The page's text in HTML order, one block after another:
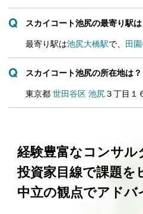
スカイコート池尻の最寄り駅
最寄り駅は池尻大橋駅で、 田
スカイコート池尻の所在地は？
東京都 世田谷区 池尻３丁目１
経験豊富なコンサル
投資家目線で課題を
中立の観点でアドバ